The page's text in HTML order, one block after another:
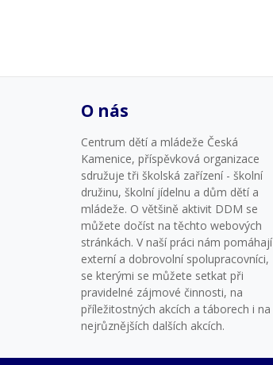
O nás
Centrum dětí a mládeže Česká
Kamenice, příspěvková organizace
sdružuje tři školská zařízení - školní
družinu, školní jídelnu a dům dětí a
mládeže. O většině aktivit DDM se
můžete dočíst na těchto webových
stránkách. V naší práci nám pomáhají
externí a dobrovolní spolupracovníci,
se kterými se můžete setkat při
pravidelné zájmové činnosti, na
příležitostných akcích a táborech i na
nejrůznějších dalších akcích.